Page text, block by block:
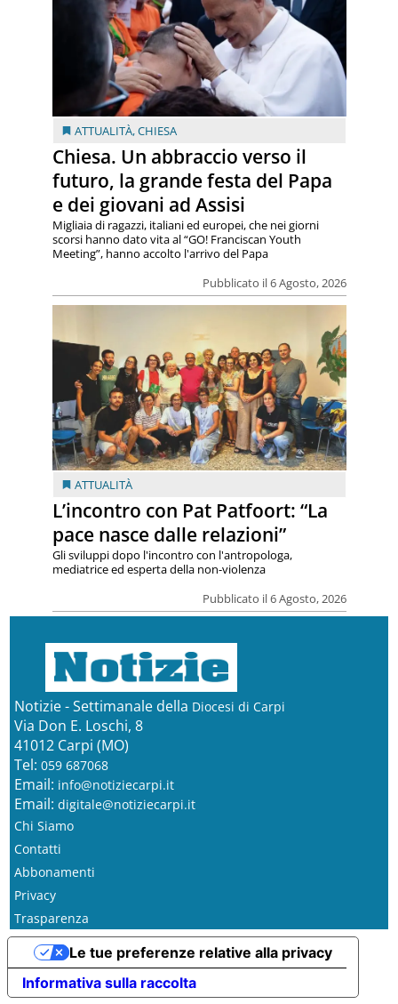
ATTUALITÀ,CHIESA
Chiesa. Un abbraccio verso il
futuro, la grande festa del Papa
e dei giovani ad Assisi
Pubblicato il 6 Agosto, 2026
Migliaia di ragazzi, italiani ed europei, che nei giorni
scorsi hanno dato vita al “GO! Franciscan Youth
Meeting”, hanno accolto l'arrivo del Papa
ATTUALITÀ
L’incontro con Pat Patfoort: “La
pace nasce dalle relazioni”
Pubblicato il 6 Agosto, 2026
Gli sviluppi dopo l'incontro con l'antropologa,
mediatrice ed esperta della non-violenza
Notizie - Settimanale della Diocesi di Carpi
Via Don E. Loschi, 8
41012 Carpi (MO)
Tel: 059 687068
Email: info@notiziecarpi.it
Email: digitale@notiziecarpi.it
Chi Siamo
Contatti
Abbonamenti
Privacy
Trasparenza
Informativa sulla raccolta
Le tue preferenze relative alla privacy